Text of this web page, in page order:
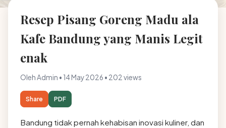
Resep Pisang Goreng Madu ala
Kafe Bandung yang Manis Legit
enak
Oleh Admin • 14 May 2026 • 202 views
Share PDF
Bandung tidak pernah kehabisan inovasi kuliner, dan